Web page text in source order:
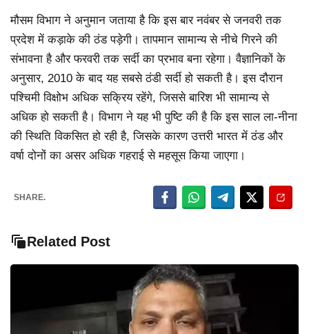
मौसम विभाग ने अनुमान जताया है कि इस बार नवंबर से जनवरी तक
प्रदेश में कड़ाके की ठंड पड़ेगी। तापमान सामान्य से नीचे गिरने की
संभावना है और फरवरी तक सर्दी का प्रभाव बना रहेगा। वैज्ञानिकों के
अनुसार, 2010 के बाद यह सबसे ठंडी सर्दी हो सकती है। इस दौरान
पश्चिमी विक्षोभ अधिक सक्रिय रहेंगे, जिससे बारिश भी सामान्य से
अधिक हो सकती है। विभाग ने यह भी पुष्टि की है कि इस साल ला-नीना
की स्थिति विकसित हो रही है, जिसके कारण उत्तरी भारत में ठंड और
वर्षा दोनों का असर अधिक गहराई से महसूस किया जाएगा।
SHARE.
Related Post